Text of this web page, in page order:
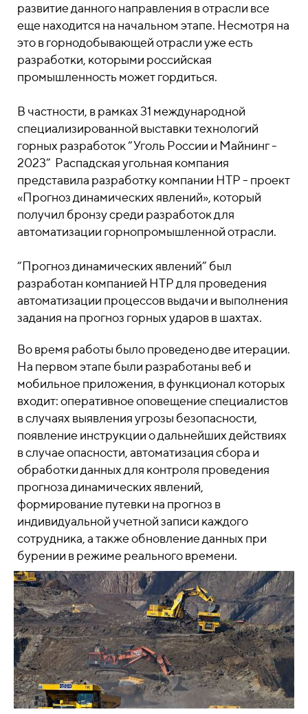
развитие данного направления в отрасли все
еще находится на начальном этапе. Несмотря на
это в горнодобывающей отрасли уже есть
разработки, которыми российская
промышленность может гордиться.
В частности, в рамках 31 международной
специализированной выставки технологий
горных разработок “Уголь России и Майнинг -
2023” Распадская угольная компания
представила разработку компании НТР - проект
«Прогноз динамических явлений», который
получил бронзу среди разработок для
автоматизации горнопромышленной отрасли.
“Прогноз динамических явлений” был
разработан компанией НТР для проведения
автоматизации процессов выдачи и выполнения
задания на прогноз горных ударов в шахтах.
Во время работы было проведено две итерации.
На первом этапе были разработаны веб и
мобильное приложения, в функционал которых
входит: оперативное оповещение специалистов
в случаях выявления угрозы безопасности,
появление инструкции о дальнейших действиях
в случае опасности, автоматизация сбора и
обработки данных для контроля проведения
прогноза динамических явлений,
формирование путевки на прогноз в
индивидуальной учетной записи каждого
сотрудника, а также обновление данных при
бурении в режиме реального времени.